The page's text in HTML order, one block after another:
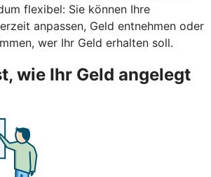
flexibel: Sie können Ihre
anpassen, Geld entnehmen oder
wer Ihr Geld erhalten soll.
wie Ihr Geld angelegt